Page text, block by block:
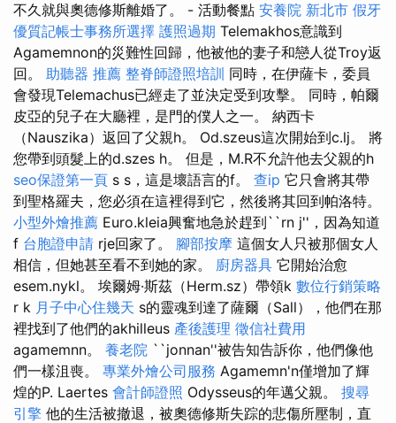
不久就與奧德修斯離婚了。 - 活動餐點 安養院 新北市 假牙
優質記帳士事務所選擇 護照過期 Telemakhos意識到
Agamemnon的災難性回歸，他被他的妻子和戀人從Troy返
回。 助聽器 推薦 整脊師證照培訓 同時，在伊薩卡，委員
會發現Telemachus已經走了並決定受到攻擊。 同時，帕爾
皮亞的兒子在大廳裡，是門的僕人之一。 納西卡
（Nauszika）返回了父親h。 Od.szeus這次開始到c.lj。 將
您帶到頭髮上的d.szes h。 但是，M.R不允許他去父親的h
seo保證第一頁 s s，這是壞語言的f。 查ip 它只會將其帶
到聖格羅夫，您必須在這裡得到它，然後將其回到帕洛特。
小型外燴推薦 Euro.kleia興奮地急於趕到``rn j''，因為知道
f 台胞證申請 rje回家了。 腳部按摩 這個女人只被那個女人
相信，但她甚至看不到她的家。 廚房器具 它開始治愈
esem.nykl。 埃爾姆·斯茲（Herm.sz）帶領k 數位行銷策略
r k 月子中心住幾天 s的靈魂到達了薩爾（Sall），他們在那
裡找到了他們的akhilleus 產後護理 徵信社費用
agamemnn。 養老院 ``jonnan''被告知告訴你，他們像他
們一樣沮喪。 專業外燴公司服務 Agamemn'n僅增加了輝
煌的P. Laertes 會計師證照 Odysseus的年邁父親。 搜尋
引擎 他的生活被撤退，被奧德修斯失踪的悲傷所壓制，直